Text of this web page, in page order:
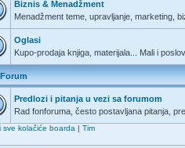
Biznis & Menadžment
Menadžment teme, upravljanje, marketing,
Oglasi
Kupo-prodaja knjiga, materijala... Mali i
Predlozi i pitanja u vezi sa forumom
Rad fonforuma, često postavljana pitanja,
sve kolačiće boarda | Tim